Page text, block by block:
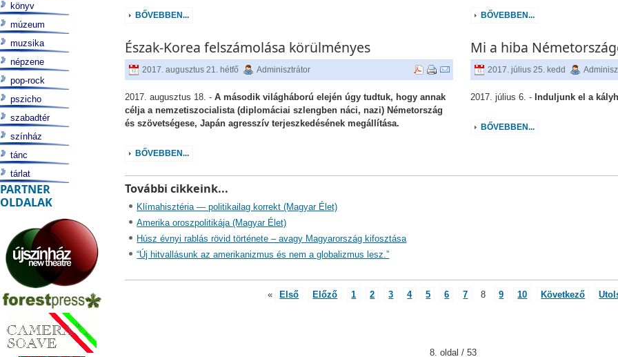
BŐVEBBEN...
Észak-Korea felszámolása körülményes
2017. augusztus 21. hétfő Adminisztrátor
2017. augusztus 18. -A második világháború elején úgy tudtuk, hogy annak
célja a nemzetiszocialista (diplomáciai szlengben náci, nazi) Németország
és szövetségese, Japán agresszív terjeszkedésének megállítása.
BŐVEBBEN...
BŐVEBBEN...
Mi a hiba
2017. július 25. kedd
2017. július 6. - Induljunk el a
BŐVEBBEN...
További cikkeink...
Klímahisztéria — politikailag korrekt (Magyar Élet)
Amerika oroszpolitikája (Magyar Élet)
Húsz évnyi rablás rövid története – avagy Magyarország kifosztása
“Új hitvallásunk az amerikanizmus és nem a globalizmus lesz.”
« Első Előző 1 2 3 4 5 6 7 8 9 10 Következő
8. oldal / 53
könyv
múzeum
muzsika
népzene
pop-rock
pszicho
szabadtér
színház
tánc
tárlat
PARTNER
OLDALAK